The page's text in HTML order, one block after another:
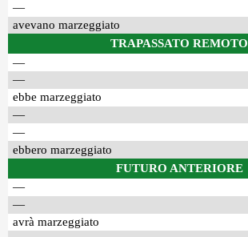
—
avevano marzeggiato
TRAPASSATO REMOTO
—
—
ebbe marzeggiato
—
—
ebbero marzeggiato
FUTURO ANTERIORE
—
—
avrà marzeggiato